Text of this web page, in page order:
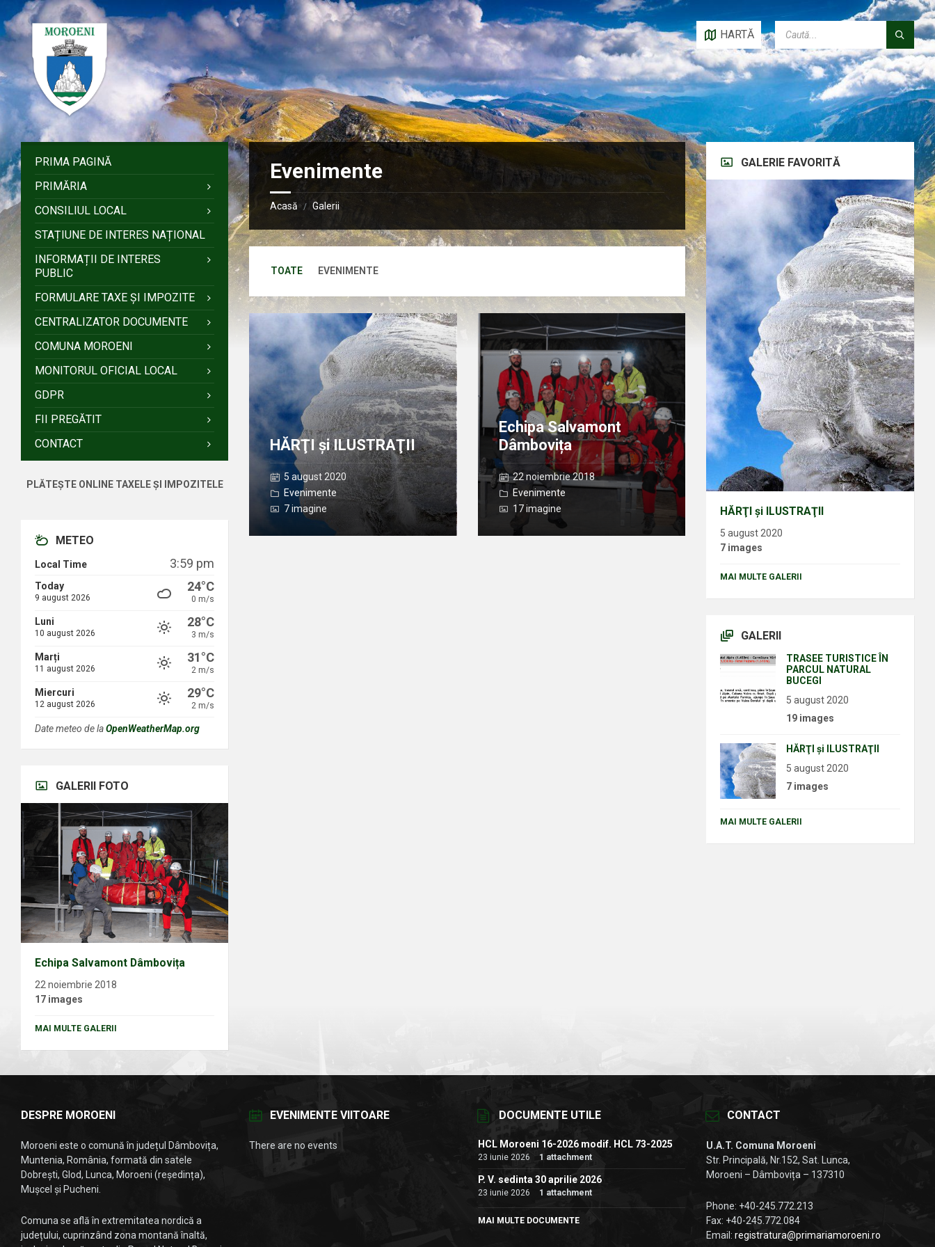
la
conținut
la
bara
laterală
stângă
la
bara
laterală
dreaptă
la
subsol
HARTĂ
Evenimente
Acasă / Galerii
TOATE EVENIMENTE
HĂRŢI şi ILUSTRAŢII
5 august 2020
Evenimente
7 imagine
Deschide
Galerie
Echipa Salvamont
Dâmbovița
22 noiembrie 2018
Evenimente
17 imagine
Galerie
PRIMA PAGINĂ
PRIMĂRIA
CONSILIUL LOCAL
STAȚIUNE DE INTERES NAȚIONAL
INFORMAȚII DE INTERES
PUBLIC
FORMULARE TAXE ȘI IMPOZITE
CENTRALIZATOR DOCUMENTE
COMUNA MOROENI
MONITORUL OFICIAL LOCAL
GDPR
FII PREGĂTIT
CONTACT
PLĂTEȘTE ONLINE TAXELE ȘI IMPOZITELE
METEO
Local Time 3:59 pm
Today
9 august 2026
24°C
0 m/s
Luni
10 august 2026
28°C
3 m/s
Marți
11 august 2026
31°C
2 m/s
Miercuri
12 august 2026
29°C
2 m/s
Date meteo de laOpenWeatherMap.org
GALERII FOTO
Echipa Salvamont Dâmbovița
22 noiembrie 2018
17 images
MAI MULTE GALERII
GALERIE FAVORITĂ
HĂRŢI şi ILUSTRAŢII
5 august 2020
7 images
MAI MULTE GALERII
GALERII
TRASEE TURISTICE ÎN
PARCUL NATURAL
BUCEGI
5 august 2020
19 images
HĂRŢI şi ILUSTRAŢII
5 august 2020
7 images
MAI MULTE GALERII
DESPRE MOROENI
Moroeni este o comună în județul Dâmbovița,
Muntenia, România, formată din satele
Dobrești, Glod, Lunca, Moroeni (reședința),
Mușcel și Pucheni.
Comuna se află în extremitatea nordică a
județului, cuprinzând zona montană înaltă,
EVENIMENTE VIITOARE
There are no events
DOCUMENTE UTILE
HCL Moroeni 16-2026 modif. HCL 73-2025
23 iunie 2026 1 attachment
P. V. sedinta 30 aprilie 2026
23 iunie 2026 1 attachment
MAI MULTE DOCUMENTE
CONTACT
U.A.T. Comuna Moroeni
Str. Principală, Nr.152, Sat. Lunca,
Moroeni – Dâmbovița – 137310
Phone: +40-245.772.213
Fax: +40-245.772.084
Email:registratura@primariamoroeni.ro